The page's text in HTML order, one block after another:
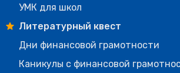
УМК для школ
Литературный квест
Дни финансовой грамотности
Каникулы с финансовой